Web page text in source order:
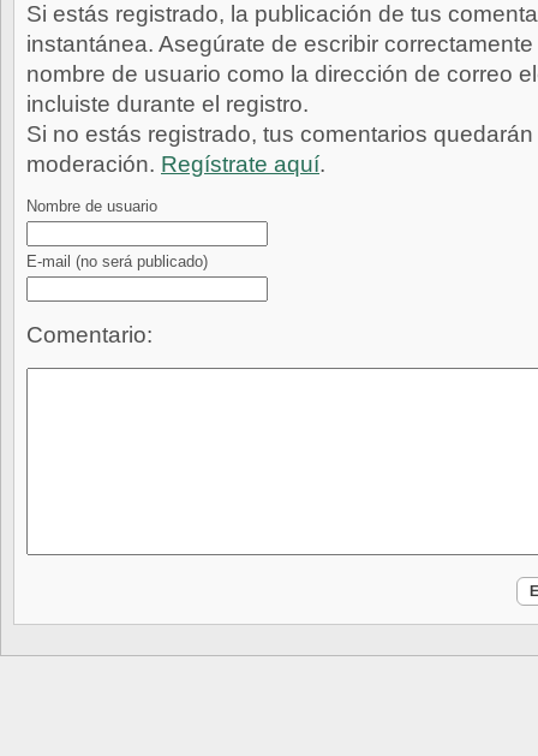
Si estás registrado, la publicación de tus
instantánea. Asegúrate de escribir
nombre de usuario como la dirección de correo
incluiste durante el registro.
Si no estás registrado, tus comentarios
moderación. Regístrate aquí.
Nombre de usuario
E-mail (no será publicado)
Comentario: